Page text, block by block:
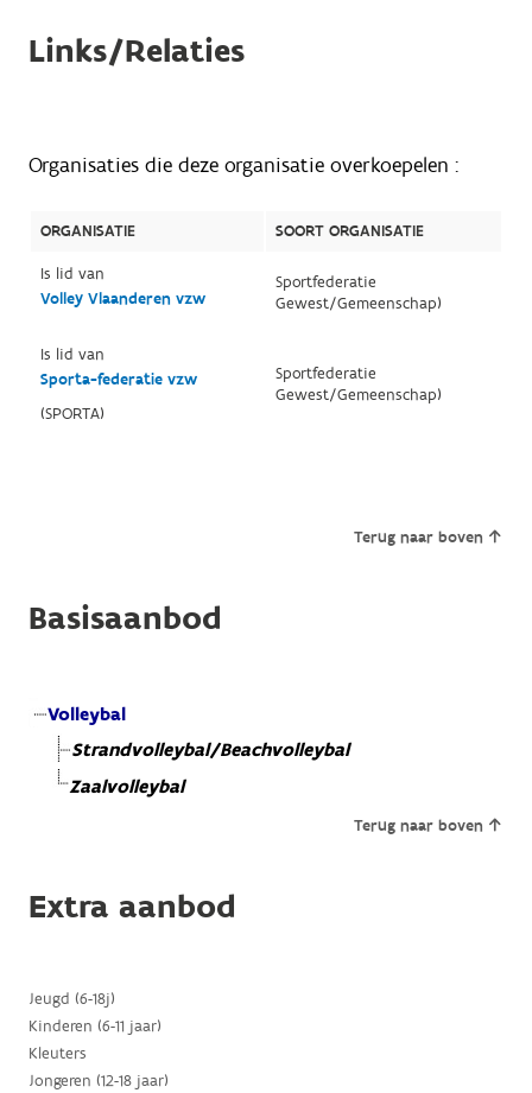
Links/Relaties
Organisaties die deze organisatie overkoepelen :
ORGANISATIE
SOORT ORGANISATIE
Is lid van
Volley Vlaanderen vzw
Sportfederatie
Gewest/Gemeenschap)
Is lid van
Sporta-federatie vzw
(SPORTA)
Sportfederatie
Gewest/Gemeenschap)
Terug naar boven
Basisaanbod
Volleybal
Strandvolleybal/Beachvolleybal
Zaalvolleybal
Terug naar boven
Extra aanbod
Jeugd (6-18j)
Kinderen (6-11 jaar)
Kleuters
Jongeren (12-18 jaar)